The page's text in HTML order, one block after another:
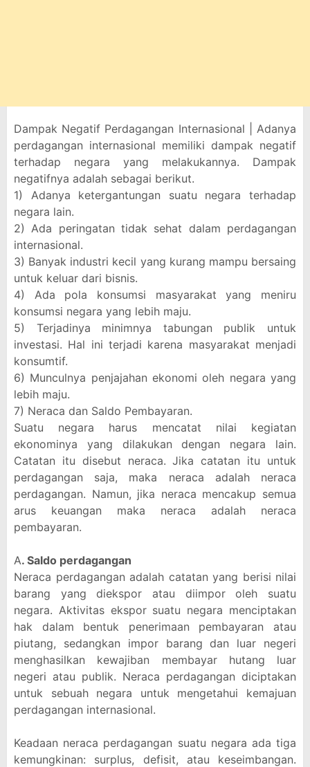
Dampak Negatif Perdagangan Internasional | Adanya
perdagangan internasional memiliki dampak negatif
terhadap negara yang melakukannya. Dampak
negatifnya adalah sebagai berikut.
1) Adanya ketergantungan suatu negara terhadap
negara lain.
2) Ada peringatan tidak sehat dalam perdagangan
internasional.
3) Banyak industri kecil yang kurang mampu bersaing
untuk keluar dari bisnis.
4) Ada pola konsumsi masyarakat yang meniru
konsumsi negara yang lebih maju.
5) Terjadinya minimnya tabungan publik untuk
investasi. Hal ini terjadi karena masyarakat menjadi
konsumtif.
6) Munculnya penjajahan ekonomi oleh negara yang
lebih maju.
7) Neraca dan Saldo Pembayaran.
Suatu negara harus mencatat nilai kegiatan
ekonominya yang dilakukan dengan negara lain.
Catatan itu disebut neraca. Jika catatan itu untuk
perdagangan saja, maka neraca adalah neraca
perdagangan. Namun, jika neraca mencakup semua
arus keuangan maka neraca adalah neraca
pembayaran.
A. Saldo perdagangan
Neraca perdagangan adalah catatan yang berisi nilai
barang yang diekspor atau diimpor oleh suatu
negara. Aktivitas ekspor suatu negara menciptakan
hak dalam bentuk penerimaan pembayaran atau
piutang, sedangkan impor barang dan luar negeri
menghasilkan kewajiban membayar hutang luar
negeri atau publik. Neraca perdagangan diciptakan
untuk sebuah negara untuk mengetahui kemajuan
perdagangan internasional.
Keadaan neraca perdagangan suatu negara ada tiga
kemungkinan: surplus, defisit, atau keseimbangan.